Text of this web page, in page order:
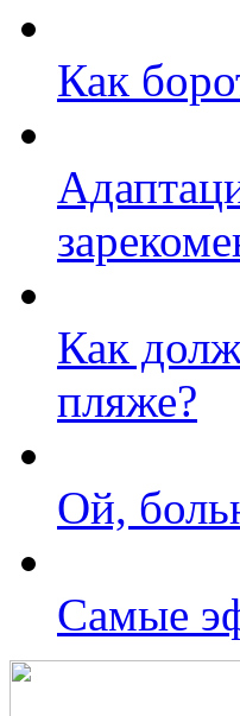
Как
Как
пляже?
Ой,
Самые